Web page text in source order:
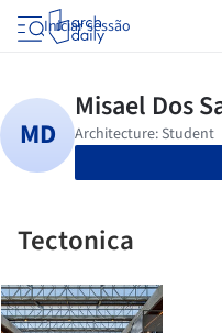
Iniciar sessão
Tectonica